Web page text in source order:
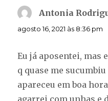
Antonia
agosto 16, 2021 às 8:36 pm
Eu já aposentei, mas
q quase me
apareceu em boa